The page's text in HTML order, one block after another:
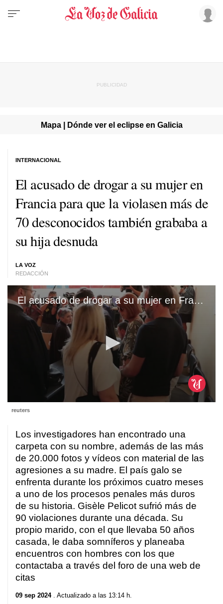
Mapa | Dónde ver el eclipse en Galicia
El acusado de drogar a su mujer en
Francia para que la violasen más de
70 desconocidos también grababa a
su hija desnuda
LA VOZ
REDACCIÓN
INTERNACIONAL
El acusado de drogar a su mujer en Francia para que la violasen más de 70 desconocidos también grababa a su hija desnuda
seconds
minute,
seconds
reuters
Los investigadores han encontrado una
carpeta con su nombre, además de las más
de 20.000 fotos y vídeos con material de las
agresiones a su madre. El país galo se
enfrenta durante los próximos cuatro meses
a uno de los procesos penales más duros
de su historia. Gisèle Pelicot sufrió más de
90 violaciones durante una década. Su
propio marido, con el que llevaba 50 años
casada, le daba somníferos y planeaba
encuentros con hombres con los que
contactaba a través del foro de una web de
citas
09 sep 2024. Actualizado a las 13:14 h.